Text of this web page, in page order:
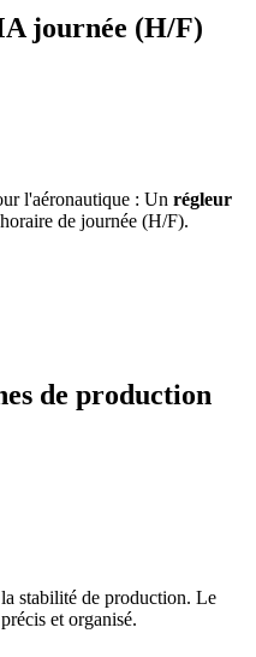
journée (H/F)
l'aéronautique : Un régleur
de journée (H/F).
de production
stabilité de production. Le
et organisé.